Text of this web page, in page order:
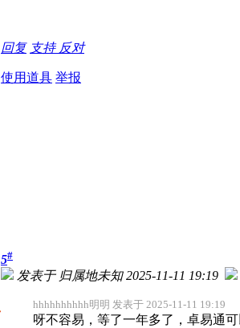
回复 支持 反对
使用道具 举报
5#
发表于 归属地未知 2025-11-11 19:19
hhhhhhhhhh明明 发表于 2025-11-11 19:19
呀不容易，等了一年多了，卓易通